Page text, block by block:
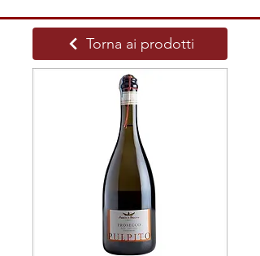
Torna ai prodotti